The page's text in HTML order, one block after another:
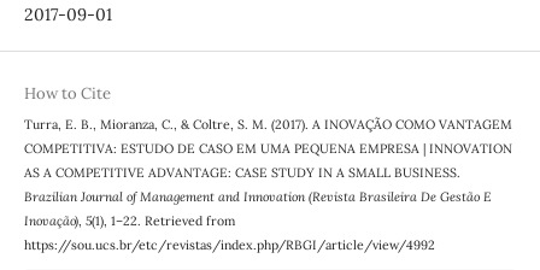
2017-09-01
How to Cite
Turra, E. B., Mioranza, C., & Coltre, S. M. (2017). A INOVAÇÃO COMO VANTAGEM
COMPETITIVA: ESTUDO DE CASO EM UMA PEQUENA EMPRESA | INNOVATION
AS A COMPETITIVE ADVANTAGE: CASE STUDY IN A SMALL BUSINESS.
Brazilian Journal of Management and Innovation (Revista Brasileira De Gestão E
Inovação), 5(1), 1–22. Retrieved from
https://sou.ucs.br/etc/revistas/index.php/RBGI/article/view/4992